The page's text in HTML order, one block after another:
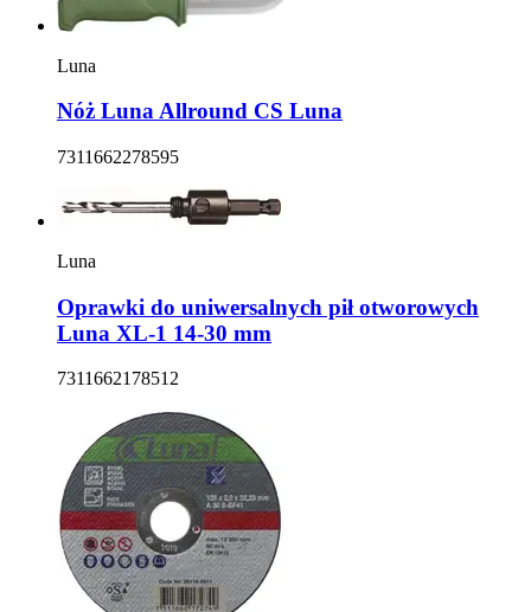
Luna
Nóż Luna Allround CS Luna
7311662278595
Luna
Oprawki do uniwersalnych pił otworowych
Luna XL-1 14-30 mm
7311662178512